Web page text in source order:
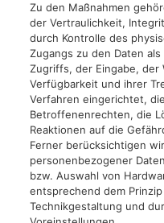
Zu den Maßnahmen
der Vertraulichkeit,
durch Kontrolle des
Zugangs zu den Daten
Zugriffs, der Eingabe, der
Verfügbarkeit und ihrer
Verfahren eingerichtet,
Betroffenenrechten, die
Reaktionen auf die
Ferner berücksichtigen
personenbezogener
bzw. Auswahl von
entsprechend dem
Technikgestaltung und